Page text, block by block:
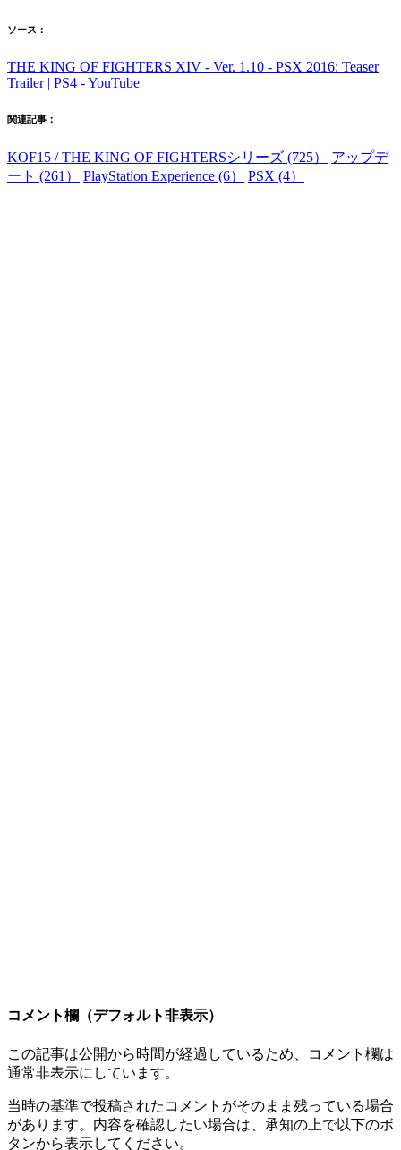
ソース：
THE KING OF FIGHTERS XIV - Ver. 1.10 - PSX 2016: Teaser
Trailer | PS4 - YouTube
関連記事：
KOF15 / THE KING OF FIGHTERSシリーズ (725）
アップデ
ート (261）
PlayStation Experience (6） PSX (4）
コメント欄（デフォルト非表示）
この記事は公開から時間が経過しているため、コメント欄は
通常非表示にしています。
当時の基準で投稿されたコメントがそのまま残っている場合
があります。内容を確認したい場合は、承知の上で以下のボ
タンから表示してください。